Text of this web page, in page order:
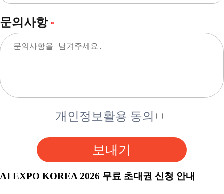
문의사항 *
개인정보활용 동의
보내기
AI EXPO KOREA 2026 무료 초대권 신청 안내